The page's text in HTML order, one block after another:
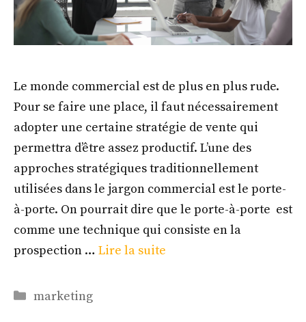
Le monde commercial est de plus en plus rude.
Pour se faire une place, il faut nécessairement
adopter une certaine stratégie de vente qui
permettra d’être assez productif. L’une des
approches stratégiques traditionnellement
utilisées dans le jargon commercial est le porte-
à-porte. On pourrait dire que le porte-à-porte est
comme une technique qui consiste en la
prospection … Lire la suite
Catégories
marketing